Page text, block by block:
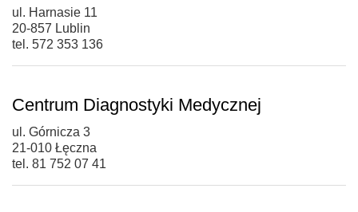
ul. Harnasie 11
20-857 Lublin
tel. 572 353 136
Centrum Diagnostyki Medycznej
ul. Górnicza 3
21-010 Łęczna
tel. 81 752 07 41